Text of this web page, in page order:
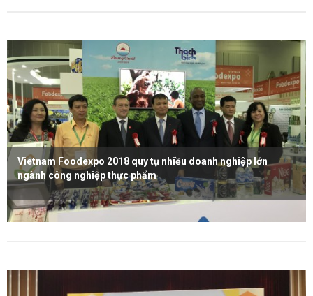
Vietnam Foodexpo 2018 quy tụ nhiều doanh nghiệp lớn
ngành công nghiệp thực phẩm
Xem thêm